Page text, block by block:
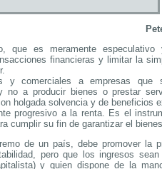
que es meramente especulativo
financieras y limitar la
y comerciales a empresas
no a producir bienes o prestar
holgada solvencia y de beneficios
progresivo a la renta. Es el
cumplir su fin de garantizar el
de un país, debe promover la
pero que los ingresos
y quien dispone de la